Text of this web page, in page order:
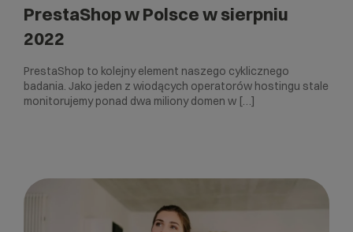
PrestaShop w Polsce w sierpniu
2022
PrestaShop to kolejny element naszego cyklicznego
badania. Jako jeden z wiodących operatorów hostingu stale
monitorujemy ponad dwa miliony domen w […]